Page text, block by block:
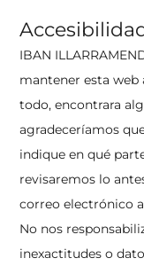
IBAN
mantener esta web
todo, encontrara
agradeceríamos
indique en qué
revisaremos lo
correo electrónico
No nos
inexactitudes o